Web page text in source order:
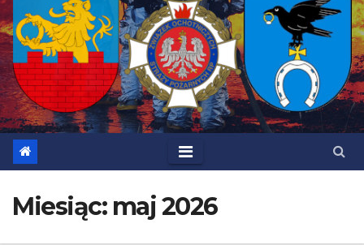
Miesiąc: maj 2026